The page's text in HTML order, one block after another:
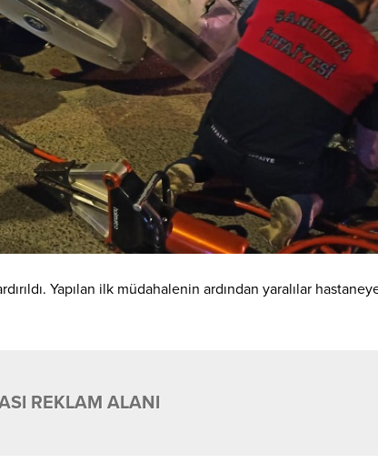
Yapılan ilk müdahalenin ardından yaralılar
REKLAM ALANI